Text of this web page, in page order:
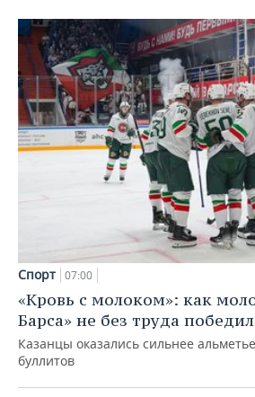
Спорт 07:00
«Кровь с молоком»: как
Барса» не без труда
Казанцы оказались сильнее
буллитов